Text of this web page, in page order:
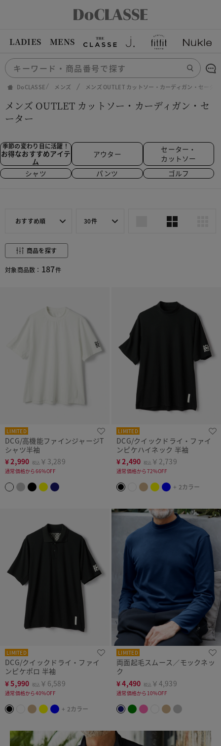
LADIES MENS
DoCLASSE メンズ メンズ OUTLET カットソー・カーディガン・セーター
メンズ OUTLET カットソー・カーディガン・セ
ーター
季節の変わり目に活躍！
お得なおすすめアイテ
ム
アウター
セーター・
カットソー
シャツ
パンツ ゴルフ
おすすめ順 30件
商品を探す
対象商品数： 187件
LIMITED
DCG/高機能ファインジャージT
シャツ半袖
¥2,990 税込 ￥3,289
通常価格から66%OFF
LIMITED
DCG/クイックドライ・ファイ
ンピケハイネック 半袖
¥2,490 税込 ￥2,739
通常価格から72%OFF
+ 2カラー
LIMITED
DCG/クイックドライ・ファイ
ンピケポロ 半袖
¥5,990 税込 ￥6,589
通常価格から40%OFF
+ 2カラー
LIMITED
両面起毛スムース／モックネッ
ク
¥4,490 税込 ￥4,939
通常価格から10%OFF